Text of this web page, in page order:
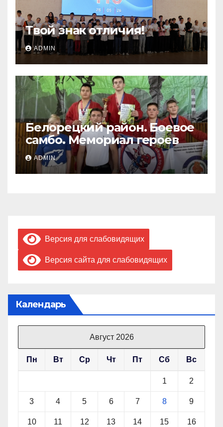
Твой знак отличия!
ADMIN
Белорецкий район. Боевое
самбо. Мемориал героев
ADMIN
Версия для слабовидящих
Версия сайта для слабовидящих
Календарь
Август 2026
Пн Вт Ср Чт Пт Сб Вс
1 2
3 4 5 6 7 8 9
10 11 12 13 14 15 16